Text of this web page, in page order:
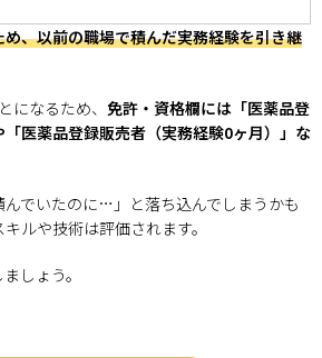
、以前の職場で積んだ実務経験を引き継
になるため、 免許・資格欄には「医薬品登
医薬品登録販売者（実務経験0ヶ月）」な
んでいたのに…」と落ち込んでしまうかも
ルや技術は評価されます。
しょう。